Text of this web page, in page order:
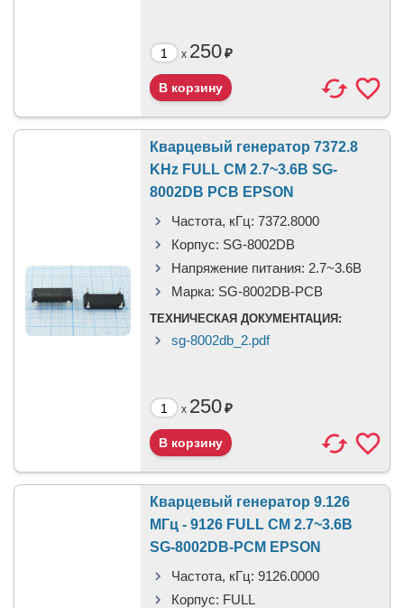
x 250₽
Кварцевый генератор 7372.8
KHz FULL CM 2.7~3.6В SG-
8002DB PCB EPSON
Частота, кГц: 7372.8000
Корпус: SG-8002DB
Напряжение питания: 2.7~3.6В
Марка: SG-8002DB-PCB
ТЕХНИЧЕСКАЯ ДОКУМЕНТАЦИЯ:
sg-8002db_2.pdf
x 250₽
Кварцевый генератор 9.126
МГц - 9126 FULL CM 2.7~3.6В
SG-8002DB-PCM EPSON
Частота, кГц: 9126.0000
Корпус: FULL